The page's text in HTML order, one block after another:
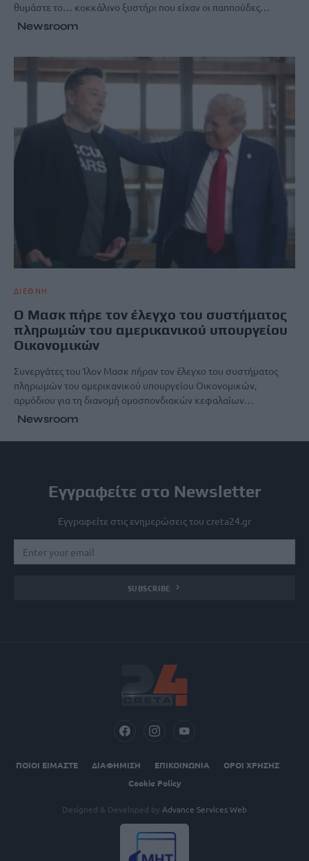
θυμάστε το… κοκκάλινο ξυστήρι που είχαν οι παππούδες…
Newsroom
ΔΙΕΘΝΗ
Ο Μασκ πήρε τον έλεγχο του συστήματος
πληρωμών του αμερικανικού υπουργείου
Οικονομικών
Συνεργάτες του Ίλον Μασκ πήραν τον έλεγχο του συστήματος
πληρωμών του αμερικανικού υπουργείου Οικονομικών,
αρμόδιου για τη διανομή ομοσπονδιακών κεφαλαίων…
Newsroom
Εγγραφείτε στο Newsletter
Εγγραφείτε στις ενημερώσεις του creta24.gr
SUBSCRIBE
ΠΟΙΟΙ ΕΙΜΑΣΤΕ ΔΙΑΦΗΜΙΣΗ ΕΠΙΚΟΙΝΩΝΙΑ
ΟΡΟΙ ΧΡΗΣΗΣ
Cookie Policy
Designed & Developed by Advance Services Web